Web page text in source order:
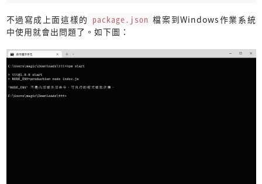
不過寫成上面這樣的 package.json 檔案到Windows作業系統
中使用就會出問題了。如下圖：